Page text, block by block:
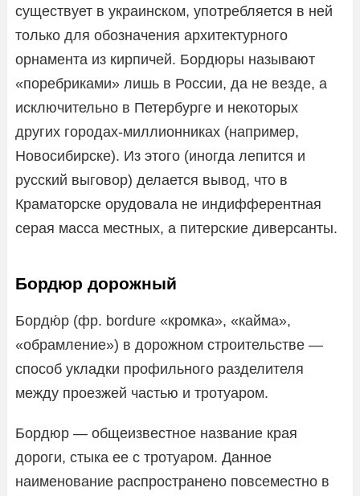
существует в украинском, употребляется в ней
только для обозначения архитектурного
орнамента из кирпичей. Бордюры называют
«поребриками» лишь в России, да не везде, а
исключительно в Петербурге и некоторых
других городах-миллионниках (например,
Новосибирске). Из этого (иногда лепится и
русский выговор) делается вывод, что в
Краматорске орудовала не индифферентная
серая масса местных, а питерские диверсанты.
Бордюр дорожный
Бордю́р (фр. bordure «кромка», «кайма»,
«обрамление») в дорожном строительстве —
способ укладки профильного разделителя
между проезжей частью и тротуаром.
Бордюр — общеизвестное название края
дороги, стыка ее с тротуаром. Данное
наименование распространено повсеместно в